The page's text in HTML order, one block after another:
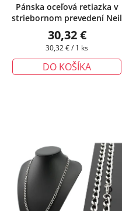
Pánska oceľová retiazka v
striebornom prevedení Neil
30,32 €
Jednotková
30,32 € / 1 ks
DO KOŠÍKA